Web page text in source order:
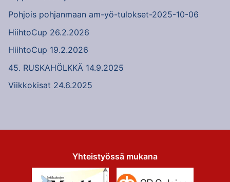
Pohjois pohjanmaan am-yö-tulokset-2025-10-06
HiihtoCup 26.2.2026
HiihtoCup 19.2.2026
45. RUSKAHÖLKKÄ 14.9.2025
Viikkokisat 24.6.2025
Yhteistyössä mukana